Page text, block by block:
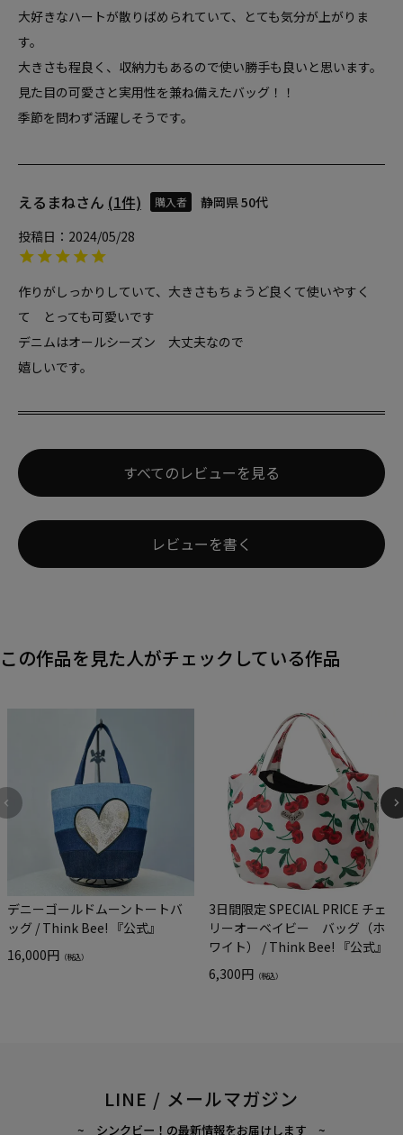
大好きなハートが散りばめられていて、とても気分が上がりま
す。
大きさも程良く、収納力もあるので使い勝手も良いと思います。
見た目の可愛さと実用性を兼ね備えたバッグ！！
季節を問わず活躍しそうです。
えるまね 1 購入者 静岡県50代
投稿日
2024/05/28
作りがしっかりしていて、大きさもちょうど良くて使いやすく
て　とっても可愛いです
デニムはオールシーズン　大丈夫なので
すべてのレビューを見る
レビューを書く
この作品を見た人がチェックしている作品
デニーゴールドムーントートバ
ッグ / Think Bee! 『公式』
16,000円 （税込）
3日間限定 SPECIAL PRICE チェ
リーオーベイビー バッグ（ホ
ワイト） / Think Bee! 『公式』
6,300円 （税込）
LINE / メールマガジン
~ シンクビー！の最新情報をお届けします ~